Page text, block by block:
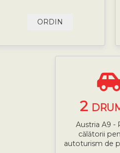
ORDIN
2
Austria A9 -
călătorii
autoturism de